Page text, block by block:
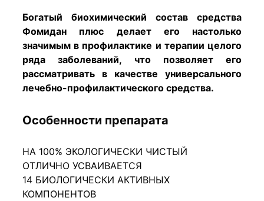
Богатый биохимический состав средства
Фомидан плюс делает его настолько
значимым в профилактике и терапии целого
ряда заболеваний, что позволяет его
рассматривать в качестве универсального
лечебно-профилактического средства.
Особенности препарата
НА 100% ЭКОЛОГИЧЕСКИ ЧИСТЫЙ
ОТЛИЧНО УСВАИВАЕТСЯ
14 БИОЛОГИЧЕСКИ АКТИВНЫХ
КОМПОНЕНТОВ